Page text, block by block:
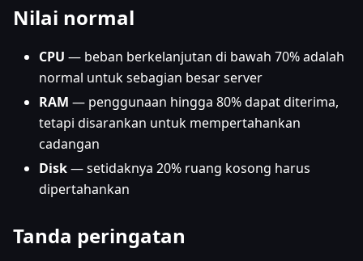
Nilai normal
CPU — beban berkelanjutan di bawah 70% adalah
normal untuk sebagian besar server
RAM — penggunaan hingga 80% dapat diterima,
tetapi disarankan untuk mempertahankan
cadangan
Disk— setidaknya 20% ruang kosong harus
dipertahankan
Tanda peringatan